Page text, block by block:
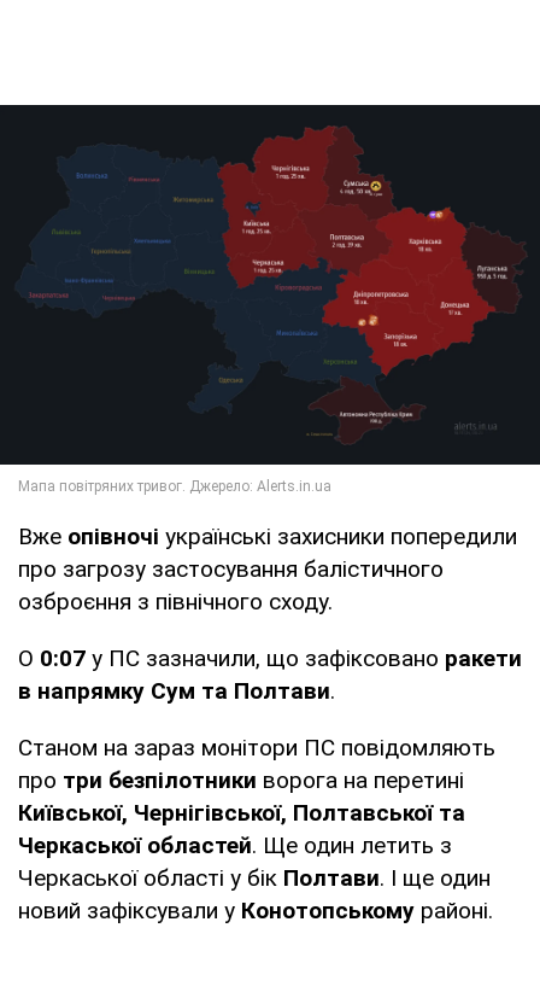
Вже опівночі українські захисники попередили
про загрозу застосування балістичного
озброєння з північного сходу.
О 0:07 у ПС зазначили, що зафіксовано ракети
в напрямку Сум та Полтави.
Станом на зараз монітори ПС повідомляють
про три безпілотники ворога на перетині
Київської, Чернігівської, Полтавської та
Черкаської областей. Ще один летить з
Черкаської області у бік Полтави. І ще один
новий зафіксували у Конотопському районі.